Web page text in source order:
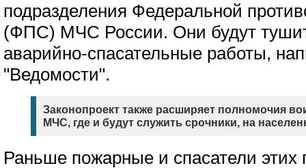
подразделения Федеральной
(ФПС) МЧС России. Они будут
аварийно-спасательные работы,
"Ведомости".
Законопроект также расширяет полномочия
МЧС, где и будут служить срочники, на
Раньше пожарные и спасатели этих